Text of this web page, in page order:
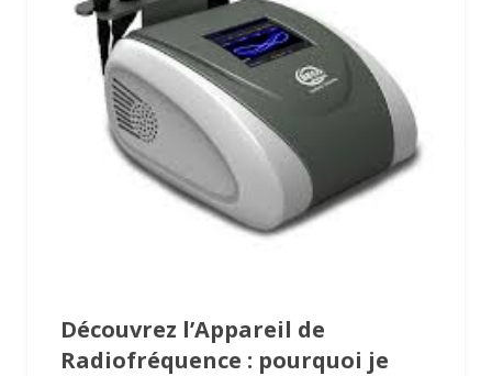
Découvrez l’Appareil de
Radiofréquence : pourquoi je